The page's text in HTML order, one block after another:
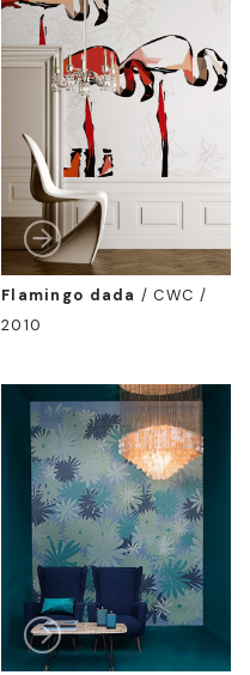
Flamingo dada /CWC /
2010